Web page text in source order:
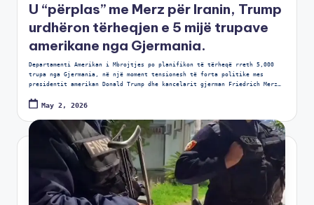
U “përplas” me Merz për Iranin, Trump
urdhëron tërheqjen e 5 mijë trupave
amerikane nga Gjermania.
Departamenti Amerikan i Mbrojtjes po planifikon të tërheqë rreth 5,000
trupa nga Gjermania, në një moment tensionesh të forta politike mes
presidentit amerikan Donald Trump dhe kancelarit gjerman Friedrich Merz…
May 2, 2026